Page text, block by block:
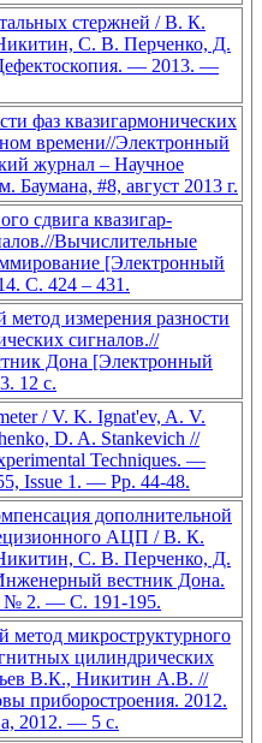
стержней / В. К.
С. В. Перченко, Д.
— 2013. —
фаз квазигармонических
времени//Электронный
журнал – Научное
#8, август 2013 г.
сдвига квазигар-
Вычислительные
[Электронный
С. 424 – 431.
метод измерения разности
сигналов.//
Дона [Электронный
12 с.
/ V. K. Ignat'ev, A. V.
D. A. Stankevich //
Techniques. —
Issue 1. — Pp. 44-48.
дополнительной
АЦП / В. К.
С. В. Перченко, Д.
вестник Дона.
2. — С. 191-195.
микроструктурного
цилиндрических
В.К., Никитин А.В. //
приборостроения. 2012.
2012. — 5 с.